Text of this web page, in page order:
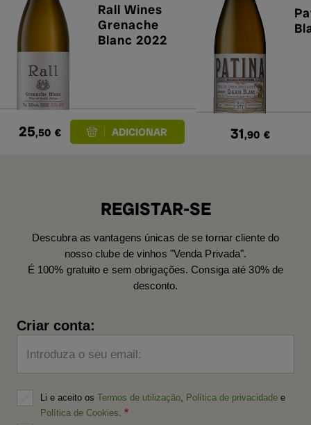
Rall Wines
Grenache
Blanc 2022
25,50 € 31,90 €
REGISTAR-SE
Descubra as vantagens únicas de se tornar cliente do
nosso clube de vinhos "Venda Privada".
É 100% gratuito e sem obrigações. Consiga até 30% de
desconto.
Criar conta:
Introduza o seu email:
Li e aceito os Termos de utilização Política de privacidade e
Política de Cookies